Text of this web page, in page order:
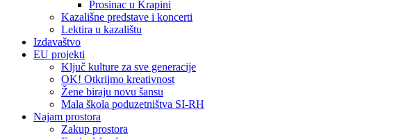
Prosinac u Krapini
Kazališne predstave i koncerti
Lektira u kazalištu
Izdavaštvo
EU projekti
Ključ kulture za sve generacije
OK! Otkrijmo kreativnost
Žene biraju novu šansu
Mala škola poduzetništva SI-RH
Najam prostora
Zakup prostora